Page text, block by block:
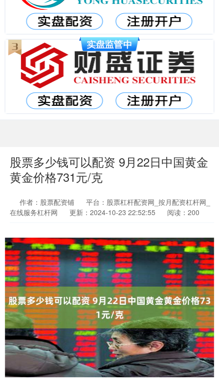
股票多少钱可以配资 9月22日中国黄金
黄金价格731元/克
作者：股票配资铺
平台：股票杠杆配资网_按月配资杠杆网_
在线服务杠杆网
更新：2024-10-23 22:52:55 阅读：200